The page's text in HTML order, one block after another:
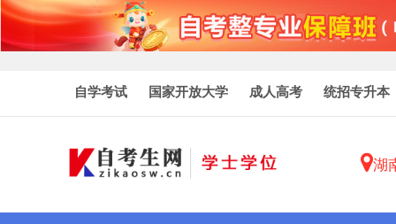
自学考试 国家开放大学 成人高考 统招专升本
湖